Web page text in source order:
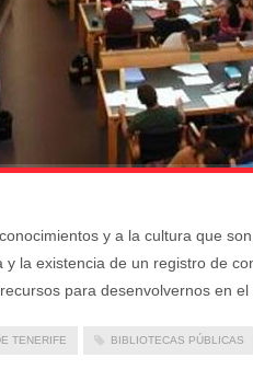
y a la cultura que
la existencia de un registro de
para desenvolvernos en
TENERIFE BIBLIOTECAS PÚBLICAS